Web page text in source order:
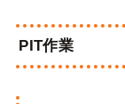
PIT作業